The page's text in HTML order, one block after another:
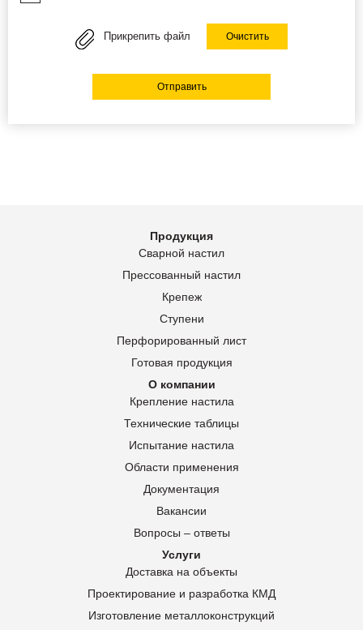
Прикрепить файл Очистить
Отправить
Продукция
Сварной настил
Прессованный настил
Крепеж
Ступени
Перфорированный лист
Готовая продукция
О компании
Крепление настила
Технические таблицы
Испытание настила
Области применения
Документация
Вакансии
Вопросы – ответы
Услуги
Доставка на объекты
Проектирование и разработка КМД
Изготовление металлоконструкций